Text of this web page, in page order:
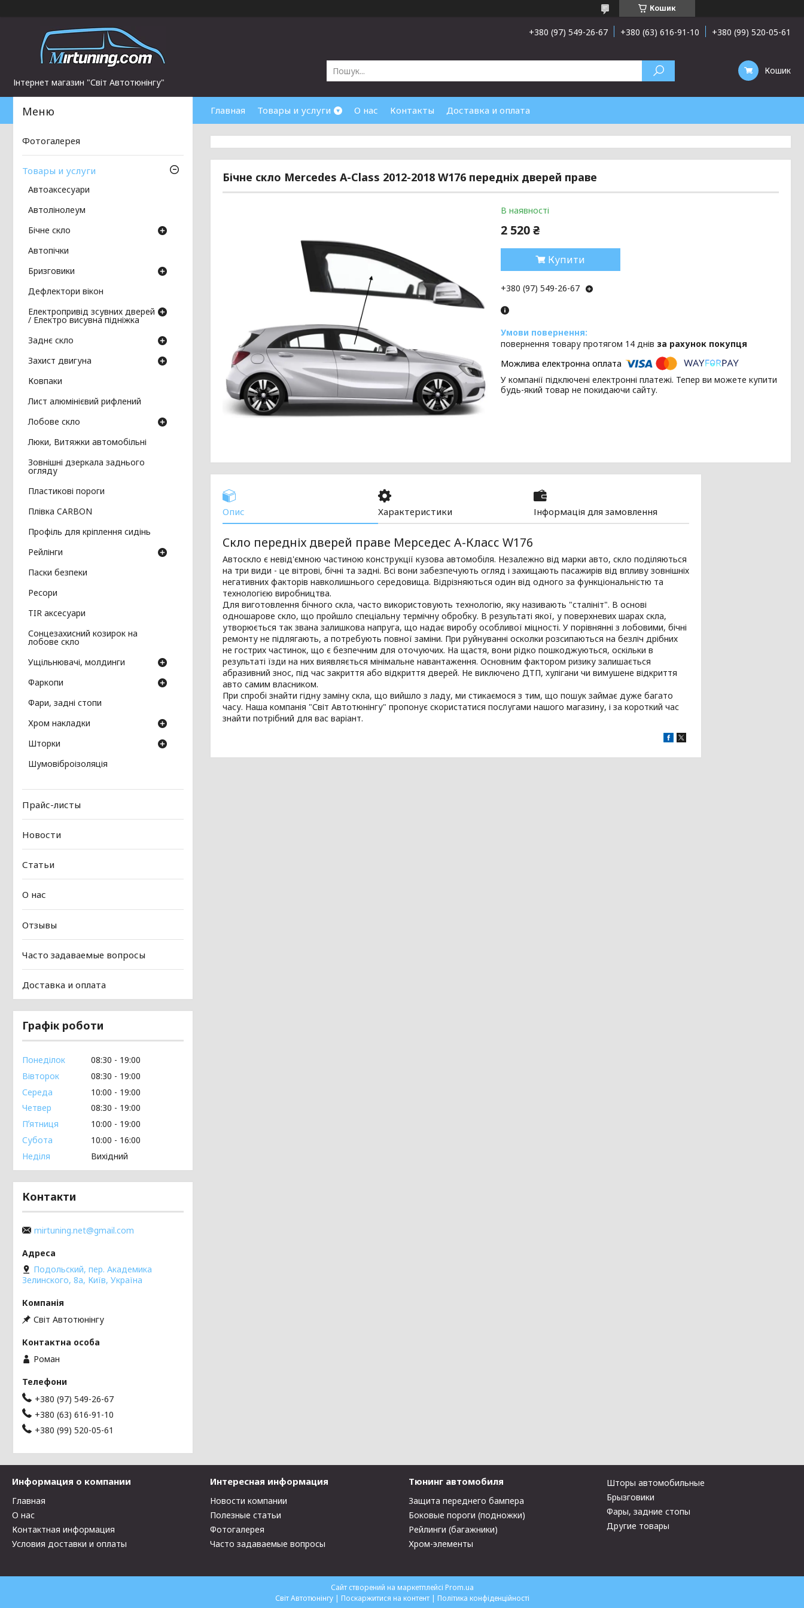
Кошик
Інтернет магазин "Світ Автотюнінгу"
+380 (97) 549-26-67 +380 (63) 616-91-10 +380 (99) 520-05-61
Кошик
Главная Товары и услуги О нас Контакты Доставка и оплата
Бічне скло Mercedes A-Class 2012-2018 W176 передніх дверей праве
В наявності
2 520 ₴
Купити
+380 (97) 549-26-67
повернення товару протягом 14 днів за рахунок покупця
У компанії підключені електронні платежі. Тепер ви можете купити
будь-який товар не покидаючи сайту.
Опис Характеристики Інформація для замовлення
Скло передніх дверей праве Мерседес А-Класс W176
Автоскло є невід'ємною частиною конструкції кузова автомобіля. Незалежно від марки авто, скло поділяються
на три види - це вітрові, бічні та задні. Всі вони забезпечують огляд і захищають пасажирів від впливу зовнішніх
негативних факторів навколишнього середовища. Відрізняються один від одного за функціональністю та
технологією виробництва.
Для виготовлення бічного скла, часто використовують технологію, яку називають "сталініт". В основі
одношарове скло, що пройшло спеціальну термічну обробку. В результаті якої, у поверхневих шарах скла,
утворюється так звана залишкова напруга, що надає виробу особливої міцності. У порівнянні з лобовими, бічні
ремонту не підлягають, а потребують повної заміни. При руйнуванні осколки розсипаються на безліч дрібних
не гострих частинок, що є безпечним для оточуючих. На щастя, вони рідко пошкоджуються, оскільки в
результаті їзди на них виявляється мінімальне навантаження. Основним фактором ризику залишається
абразивний знос, під час закриття або відкриття дверей. Не виключено ДТП, хулігани чи вимушене відкриття
авто самим власником.
При спробі знайти гідну заміну скла, що вийшло з ладу, ми стикаємося з тим, що пошук займає дуже багато
часу. Наша компанія "Світ Автотюнінгу" пропонує скористатися послугами нашого магазину, і за короткий час
знайти потрібний для вас варіант.
Фотогалерея
Товары и услуги
Автоаксесуари
Автолінолеум
Бічне скло
Автопічки
Бризговики
Дефлектори вікон
Електропривід зсувних дверей
/ Електро висувна підніжка
Заднє скло
Захист двигуна
Ковпаки
Лист алюмінієвий рифлений
Лобове скло
Люки, Витяжки автомобільні
Зовнішні дзеркала заднього
огляду
Пластикові пороги
Плівка CARBON
Профіль для кріплення сидінь
Рейлінги
Паски безпеки
Ресори
TIR аксесуари
Сонцезахисний козирок на
лобове скло
Ущільнювачі, молдинги
Фаркопи
Фари, задні стопи
Хром накладки
Шторки
Шумовіброізоляція
Прайс-листы
Новости
Статьи
О нас
Отзывы
Часто задаваемые вопросы
Доставка и оплата
Графік роботи
Понеділок 08:30
19:00
Вівторок
08:30
19:00
Середа
10:00
19:00
Четвер
08:30
19:00
Пʼятниця
10:00
19:00
Субота
10:00
16:00
Неділя
Вихідний
Контакти
mirtuning.net@gmail.com
Подольский, пер. Академика
Зелинского, 8а, Київ, Україна
Світ Автотюнінгу
Роман
+380 (97) 549-26-67
+380 (63) 616-91-10
+380 (99) 520-05-61
Информация о компании
Главная
О нас
Контактная информация
Условия доставки и оплаты
Интересная информация
Новости компании
Полезные статьи
Фотогалерея
Часто задаваемые вопросы
Тюнинг автомобиля
Защита переднего бампера
Боковые пороги (подножки)
Рейлинги (багажники)
Хром-элементы
Шторы автомобильные
Брызговики
Фары, задние стопы
Другие товары
Сайт створений на маркетплейсі Prom.ua
Світ Автотюнінгу | Поскаржитися на контент | Політика конфіденційності